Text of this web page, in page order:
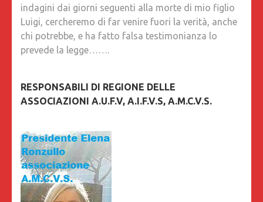
indagini dai giorni seguenti alla morte di mio figlio
Luigi, cercheremo di far venire fuori la verità, anche
chi potrebbe, e ha fatto falsa testimonianza lo
prevede la legge…….
RESPONSABILI DI REGIONE DELLE
ASSOCIAZIONI A.U.F.V, A.I.F.V.S, A.M.C.V.S.